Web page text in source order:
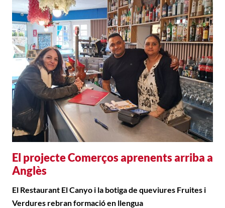
El projecte Comerços aprenents arriba a
Anglès
El Restaurant El Canyo i la botiga de queviures Fruites i
Verdures rebran formació en llengua